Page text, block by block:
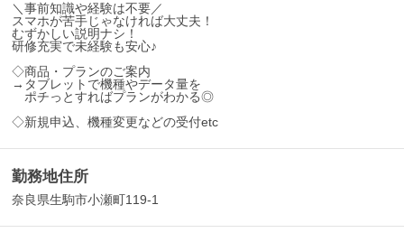
＼事前知識や経験は不要／
スマホが苦手じゃなければ大丈夫！
むずかしい説明ナシ！
研修充実で未経験も安心♪
◇商品・プランのご案内
→タブレットで機種やデータ量を
ポチっとすればプランがわかる◎
◇新規申込、機種変更などの受付etc
勤務地住所
奈良県生駒市小瀬町119-1